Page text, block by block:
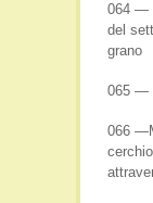
064 —
del
grano
065 —
066